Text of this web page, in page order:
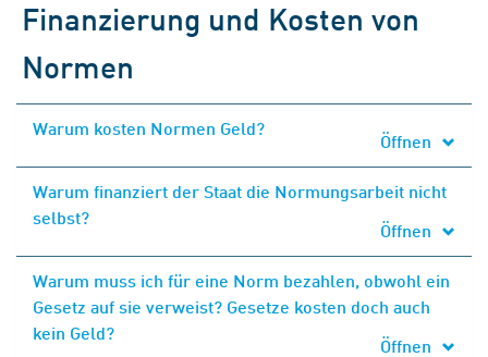
Finanzierung und Kosten von
Normen
Warum kosten Normen Geld?
Öffnen
Warum finanziert der Staat die Normungsarbeit nicht
selbst?
Öffnen
Warum muss ich für eine Norm bezahlen, obwohl ein
Gesetz auf sie verweist? Gesetze kosten doch auch
kein Geld?
Öffnen